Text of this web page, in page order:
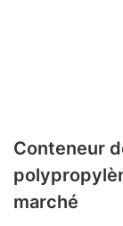
Conteneur
marché